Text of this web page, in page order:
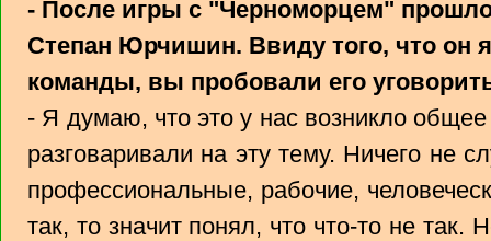
- После игры с "Черноморцем"
Степан Юрчишин. Ввиду того, что он
команды, вы пробовали его
- Я думаю, что это у нас возникло
разговаривали на эту тему. Ничего не
профессиональные, рабочие,
так, то значит понял, что что-то не так.